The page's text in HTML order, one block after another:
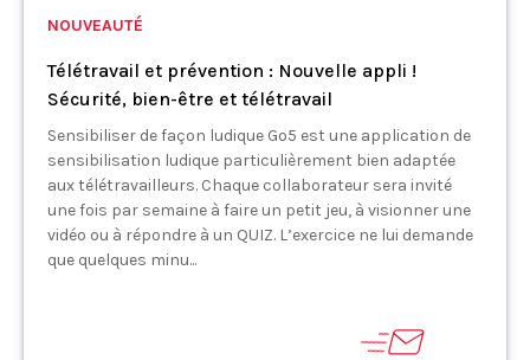
NOUVEAUTÉ
Télétravail et prévention : Nouvelle appli !
Sécurité, bien-être et télétravail
Sensibiliser de façon ludique Go5 est une application de
sensibilisation ludique particulièrement bien adaptée
aux télétravailleurs. Chaque collaborateur sera invité
une fois par semaine à faire un petit jeu, à visionner une
vidéo ou à répondre à un QUIZ. L’exercice ne lui demande
que quelques minu...